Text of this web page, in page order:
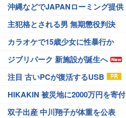
沖縄などでJAPANローミング提供
主犯格とされる男 無期懲役判決
カラオケで15歳少女に性暴行か
ジブリパーク 新施設が誕生へ
注目 古いPCが復活するUSB
HIKAKIN 被災地に2000万円を寄付
双子出産 中川翔子が体重を公表